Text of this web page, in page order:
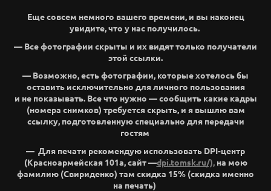
Еще совсем немного вашего времени, и вы наконец
увидите, что у нас получилось.
— Все фотографии скрыты и их видят только получатели
этой ссылки.
— Возможно, есть фотографии, которые хотелось бы
оставить исключительно для личного пользования
и не показывать. Все что нужно — сообщить какие кадры
(номера снимков) требуется скрыть, и я вышлю вам
ссылку, подготовленную специально для передачи
гостям
— Для печати рекомендую использовать DPI-центр
(Красноармейская 101а, сайт —dpi.tomsk.ru/),на мою
фамилию (Свириденко) там скидка 15% (скидка именно
на печать)